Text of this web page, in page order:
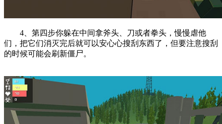
4、第四步你躲在中间拿斧头、刀或者拳头，慢慢虐他
们，把它们消灭完后就可以安心心搜刮东西了，但要注意搜刮
的时候可能会刷新僵尸。